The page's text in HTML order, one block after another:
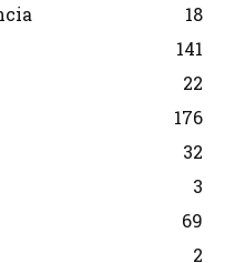
18
141
22
176
32
3
69
2